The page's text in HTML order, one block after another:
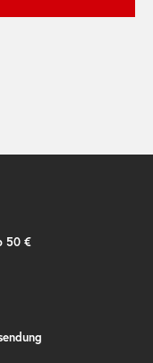
50 €